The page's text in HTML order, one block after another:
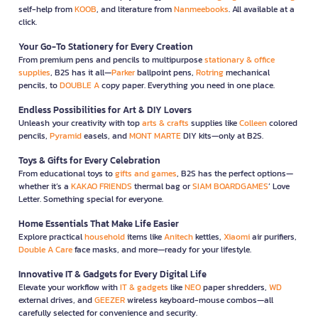
self-help fromKOOB, and literature fromNanmeebooks. All available at a
click.
Your Go-To Stationery for Every Creation
From premium pens and pencils to multipurposestationary & office
supplies, B2S has it all—Parkerballpoint pens, Rotringmechanical
pencils, toDOUBLE Acopy paper. Everything you need in one place.
Endless Possibilities for Art & DIY Lovers
Unleash your creativity with toparts & crafts supplies likeColleencolored
pencils, Pyramideasels, andMONT MARTEDIY kits—only at B2S.
Toys & Gifts for Every Celebration
From educational toys togifts and games, B2S has the perfect options—
whether it’s a KAKAO FRIENDS thermal bag orSIAM BOARDGAMES’ Love
Letter. Something special for everyone.
Home Essentials That Make Life Easier
Explore practicalhouseholditems likeAnitechkettles, Xiaomiair purifiers,
Double A Careface masks, and more—ready for your lifestyle.
Innovative IT & Gadgets for Every Digital Life
Elevate your workflow withIT & gadgets likeNEOpaper shredders, WD
external drives, andGEEZERwireless keyboard-mouse combos—all
carefully selected for convenience and security.